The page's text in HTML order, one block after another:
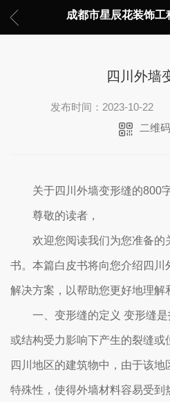
成都市星辰花装饰工
四川外墙
发布时间：2023-10-22
二维
关于四川外墙变形缝的800
尊敬的读者，
欢迎您阅读我们为您准备的
书。本篇白皮书将向您介绍四川
解决方案，以帮助您更好地理解
一、变形缝的定义 变形缝
或结构受力影响下产生的裂缝
四川地区的建筑物中，由于该
特殊性，使得外墙材料容易受到